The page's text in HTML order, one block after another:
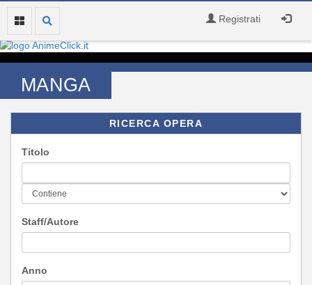
Registrati
MANGA
RICERCA OPERA
Titolo
Staff/Autore
Anno